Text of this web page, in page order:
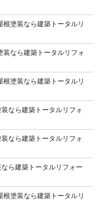
塗装なら建築トータルリ
装なら建築トータルリフォ
塗装なら建築トータルリ
なら建築トータルリフォ
なら建築トータルリフォ
ら建築トータルリフォー
塗装なら建築トータルリ